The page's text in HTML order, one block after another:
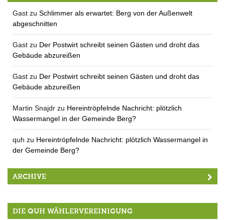
Gast zu Schlimmer als erwartet: Berg von der Außenwelt
abgeschnitten
Gast zu Der Postwirt schreibt seinen Gästen und droht das
Gebäude abzureißen
Gast zu Der Postwirt schreibt seinen Gästen und droht das
Gebäude abzureißen
Martin Snajdr zu Hereintröpfelnde Nachricht: plötzlich
Wassermangel in der Gemeinde Berg?
quh zu Hereintröpfelnde Nachricht: plötzlich Wassermangel in
der Gemeinde Berg?
ARCHIVE
DIE QUH WÄHLERVEREINIGUNG